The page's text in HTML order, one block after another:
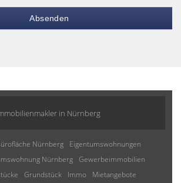
Absenden
in Nürnberg
Nürnberg
Eigentumswohnungen
Nürnberg Gewerbeimmobilien
Grundstück Immo
Mietangebote